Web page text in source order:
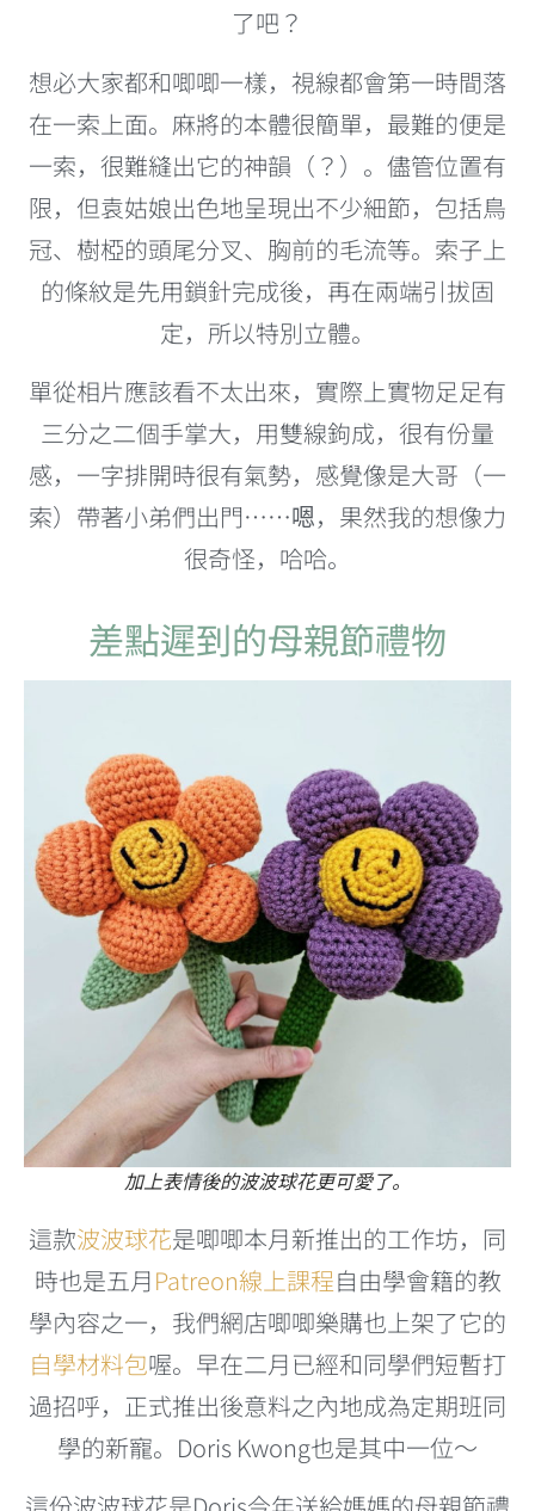
了吧？
想必大家都和唧唧一樣，視線都會第一時間落
在一索上面。麻將的本體很簡單，最難的便是
一索，很難縫出它的神韻（？）。儘管位置有
限，但袁姑娘出色地呈現出不少細節，包括鳥
冠、樹椏的頭尾分叉、胸前的毛流等。索子上
的條紋是先用鎖針完成後，再在兩端引拔固
定，所以特別立體。
單從相片應該看不太出來，實際上實物足足有
三分之二個手掌大，用雙線鉤成，很有份量
感，一字排開時很有氣勢，感覺像是大哥（一
索）帶著小弟們出門……嗯，果然我的想像力
很奇怪，哈哈。
差點遲到的母親節禮物
加上表情後的波波球花更可愛了。
這款波波球花是唧唧本月新推出的工作坊，同
時也是五月Patreon線上課程自由學會籍的教
學內容之一，我們網店唧唧樂購也上架了它的
自學材料包喔。早在二月已經和同學們短暫打
過招呼，正式推出後意料之內地成為定期班同
學的新寵。Doris Kwong也是其中一位～